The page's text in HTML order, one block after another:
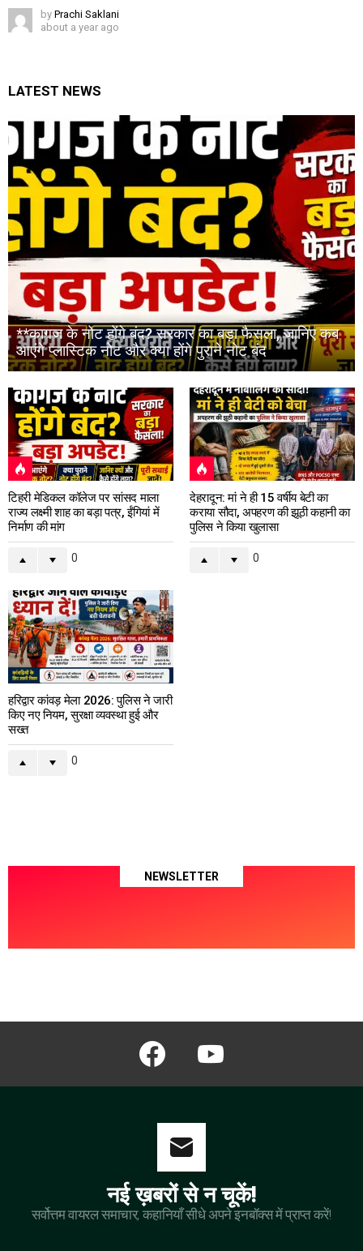
by Prachi Saklani
about a year ago
LATEST NEWS
**कागज के नोट होंगे बंद? सरकार का बड़ा फैसला, जानिए कब
आएंगे प्लास्टिक नोट और क्या होंगे पुराने नोट बंद
टिहरी मेडिकल कॉलेज पर सांसद माला
राज्य लक्ष्मी शाह का बड़ा पत्र, ईंगियां में
निर्माण की मांग
0
देहरादून: मां ने ही 15 वर्षीय बेटी का
कराया सौदा, अपहरण की झूठी कहानी का
पुलिस ने किया खुलासा
0
हरिद्वार कांवड़ मेला 2026: पुलिस ने जारी
किए नए नियम, सुरक्षा व्यवस्था हुई और
सख्त
0
NEWSLETTER
facebook
नई ख़बरों से न चूकें!
सर्वोत्तम वायरल समाचार, कहानियाँ सीधे अपने इनबॉक्स में प्राप्त करें!